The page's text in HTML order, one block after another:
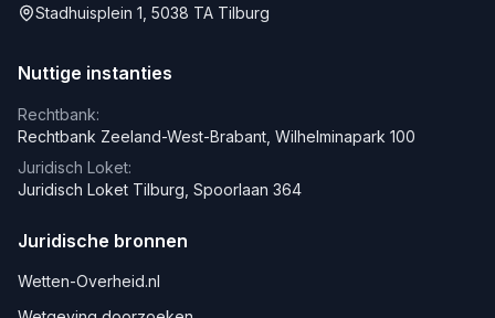
Stadhuisplein 1, 5038 TA Tilburg
Nuttige instanties
Rechtbank:
Rechtbank Zeeland-West-Brabant, Wilhelminapark 100
Juridisch Loket:
Juridisch Loket Tilburg, Spoorlaan 364
Juridische bronnen
Wetten-Overheid.nl